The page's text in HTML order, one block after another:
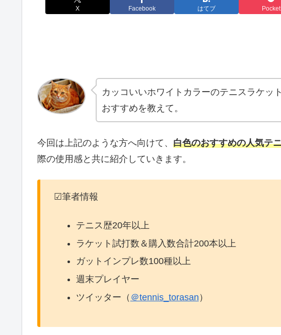
X Facebook はてブ Pocket
カッコいいホワイトカラーのテニスラケッ
おすすめを教えて。
今回は上記のような方へ向けて、 白色のおすすめの人気テ
際の使用感と共に紹介していきます。
☑筆者情報
テニス歴20年以上
ラケット試打数＆購入数合計200本以上
ガットインプレ数100種以上
週末プレイヤー
ツイッター（ ＠tennis_torasan ）